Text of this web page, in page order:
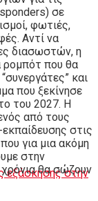
εξάσκησης στην
σε
φωτιές,
Αντί να
διασωστών, η
ρομπότ που θα
και
που ξεκίνησε
του 2027. Η
από τους
στις
για μια ακόμη
στην
θα σώζουν